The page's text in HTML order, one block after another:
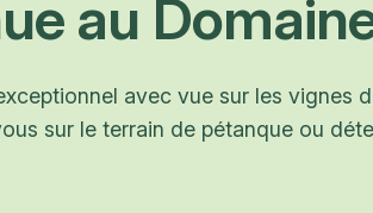
au
avec vue sur les vignes
sur le terrain de pétanque ou